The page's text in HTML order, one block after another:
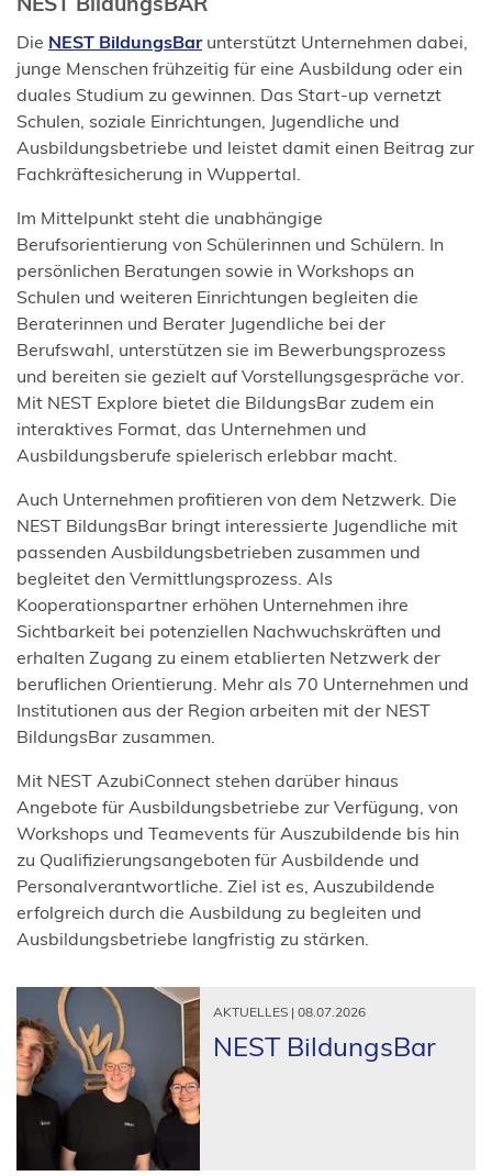
Die NEST BildungsBar
(Öffnet
einem
neuen
Tab)
unterstützt Unternehmen dabei,
junge Menschen frühzeitig für eine Ausbildung oder ein
duales Studium zu gewinnen. Das Start-up vernetzt
Schulen, soziale Einrichtungen, Jugendliche und
Ausbildungsbetriebe und leistet damit einen Beitrag zur
Fachkräftesicherung in Wuppertal.
Im Mittelpunkt steht die unabhängige
Berufsorientierung von Schülerinnen und Schülern. In
persönlichen Beratungen sowie in Workshops an
Schulen und weiteren Einrichtungen begleiten die
Beraterinnen und Berater Jugendliche bei der
Berufswahl, unterstützen sie im Bewerbungsprozess
und bereiten sie gezielt auf Vorstellungsgespräche vor.
Mit NEST Explore bietet die BildungsBar zudem ein
interaktives Format, das Unternehmen und
Ausbildungsberufe spielerisch erlebbar macht.
Auch Unternehmen profitieren von dem Netzwerk. Die
NEST BildungsBar bringt interessierte Jugendliche mit
passenden Ausbildungsbetrieben zusammen und
begleitet den Vermittlungsprozess. Als
Kooperationspartner erhöhen Unternehmen ihre
Sichtbarkeit bei potenziellen Nachwuchskräften und
erhalten Zugang zu einem etablierten Netzwerk der
beruflichen Orientierung. Mehr als 70 Unternehmen und
Institutionen aus der Region arbeiten mit der NEST
BildungsBar zusammen.
Mit NEST AzubiConnect stehen darüber hinaus
Angebote für Ausbildungsbetriebe zur Verfügung, von
Workshops und Teamevents für Auszubildende bis hin
zu Qualifizierungsangeboten für Ausbildende und
Personalverantwortliche. Ziel ist es, Auszubildende
erfolgreich durch die Ausbildung zu begleiten und
Ausbildungsbetriebe langfristig zu stärken.
AKTUELLES | 08.07.2026
NEST BildungsBar